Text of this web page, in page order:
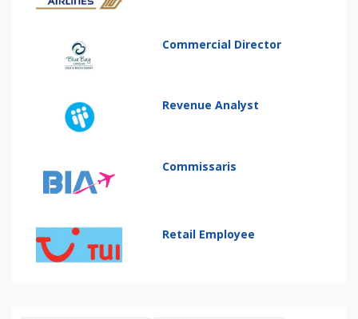
Commercial Director
Revenue Analyst
Commissaris
Retail Employee